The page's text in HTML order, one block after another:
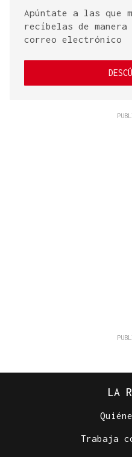
Apúntate a las que
recíbelas de
correo electrónico
LA
Trabaja